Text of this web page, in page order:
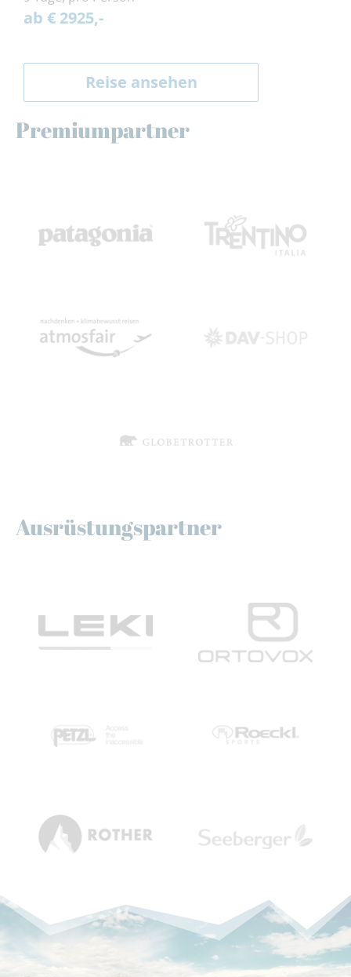
ab € 2925,-
Reise ansehen
Premiumpartner
Ausrüstungspartner